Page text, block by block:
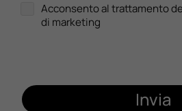
Acconsento al trattamento
di marketing
Invia